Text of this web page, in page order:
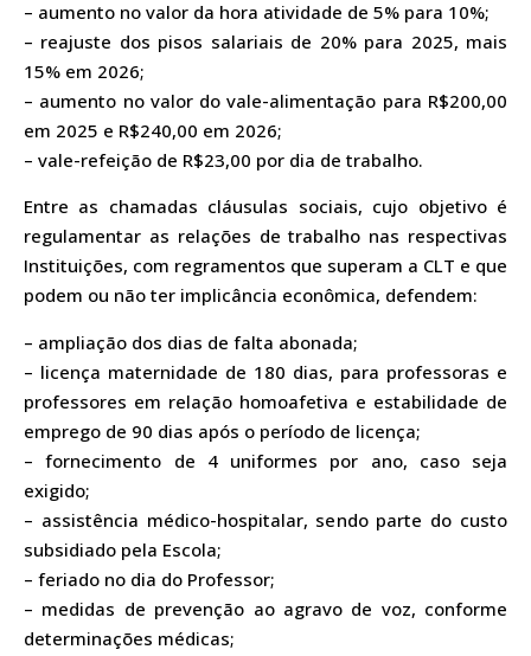
– aumento no valor da hora atividade de 5% para 10%;
– reajuste dos pisos salariais de 20% para 2025, mais
15% em 2026;
– aumento no valor do vale-alimentação para R$200,00
em 2025 e R$240,00 em 2026;
– vale-refeição de R$23,00 por dia de trabalho.
Entre as chamadas cláusulas sociais, cujo objetivo é
regulamentar as relações de trabalho nas respectivas
Instituições, com regramentos que superam a CLT e que
podem ou não ter implicância econômica, defendem:
– ampliação dos dias de falta abonada;
– licença maternidade de 180 dias, para professoras e
professores em relação homoafetiva e estabilidade de
emprego de 90 dias após o período de licença;
– fornecimento de 4 uniformes por ano, caso seja
exigido;
– assistência médico-hospitalar, sendo parte do custo
subsidiado pela Escola;
– feriado no dia do Professor;
– medidas de prevenção ao agravo de voz, conforme
determinações médicas;